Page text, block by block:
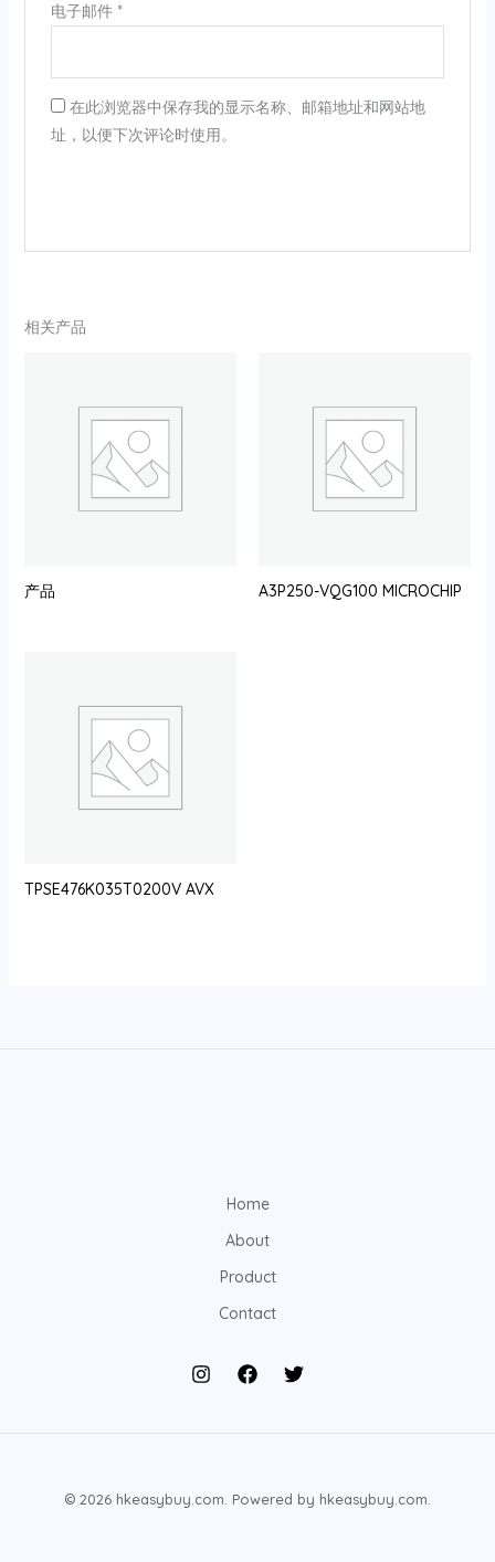
电子邮件 *
在此浏览器中保存我的显示名称、邮箱地址和网站地
址，以便下次评论时使用。
相关产品
产品 A3P250-VQG100 MICROCHIP
TPSE476K035T0200V AVX
Home
About
Product
Contact
© 2026 hkeasybuy.com. Powered by hkeasybuy.com.